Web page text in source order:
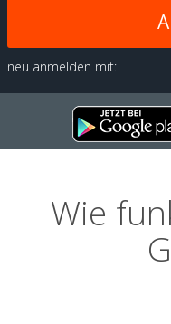
neu anmelden mit:
Wie